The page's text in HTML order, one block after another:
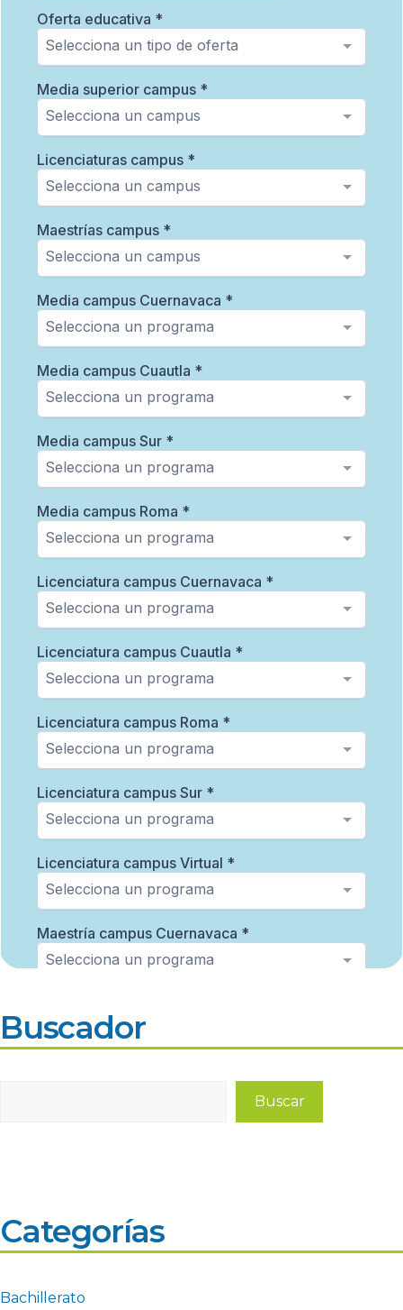
Buscador
Buscar
Categorías
Bachillerato